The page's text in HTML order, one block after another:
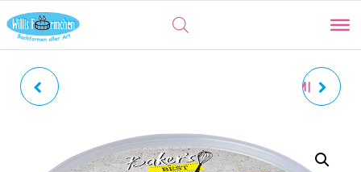
WALTER KASTENFORM |
BROTBACKFORM, 30 CM